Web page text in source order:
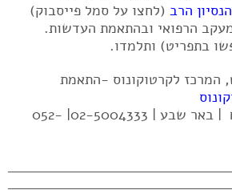
הנסיון הרב (לחצו על סמל פייסבוק)
הרפואי ובהתאמת העדשות.
בתפריט) ותלמדו.
המרכז לקרטוקונוס -התאמת
מודיעין | ירושלים | באר שבע | 02-5004333| 052-